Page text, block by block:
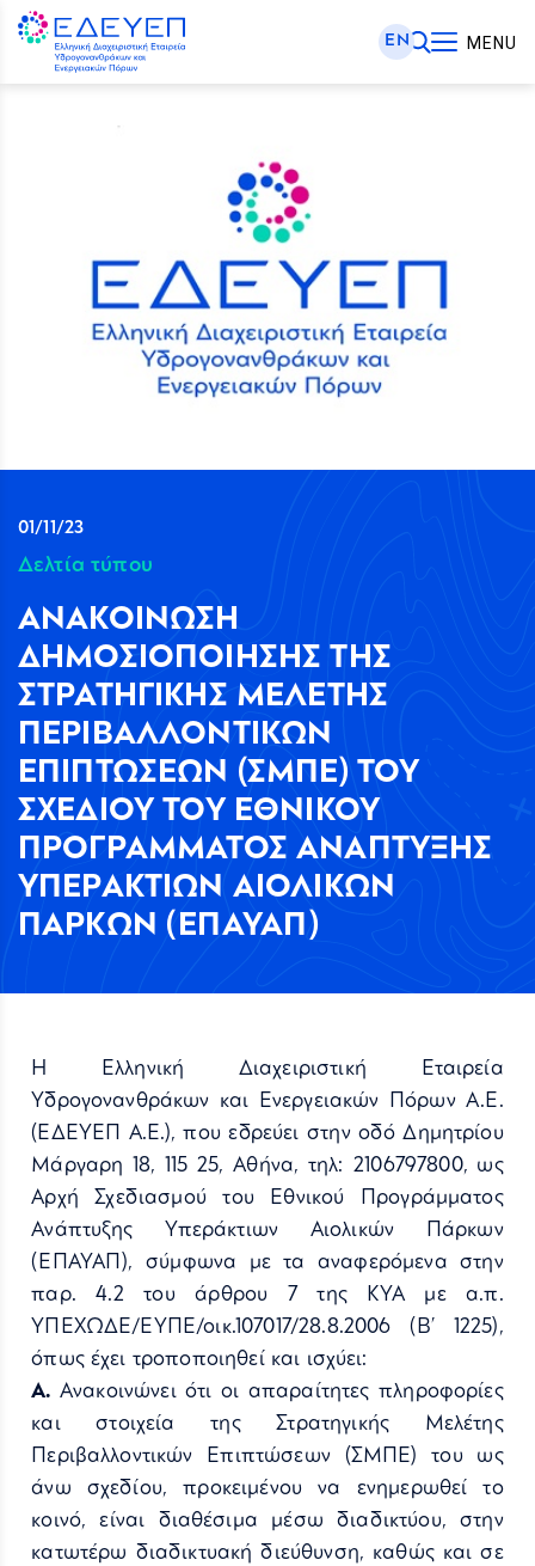
EN MENU
01/11/23
Δελτία τύπου
ΑΝΑΚΟΙΝΩΣΗ
ΔΗΜΟΣΙΟΠΟΙΗΣΗΣ ΤΗΣ
ΣΤΡΑΤΗΓΙΚΗΣ ΜΕΛΕΤΗΣ
ΠΕΡΙΒΑΛΛΟΝΤΙΚΩΝ
ΕΠΙΠΤΩΣΕΩΝ (ΣΜΠΕ) ΤΟΥ
ΣΧΕΔΙΟΥ ΤΟΥ ΕΘΝΙΚΟΥ
ΠΡΟΓΡΑΜΜΑΤΟΣ ΑΝΑΠΤΥΞΗΣ
ΥΠΕΡΑΚΤΙΩΝ ΑΙΟΛΙΚΩΝ
ΠΑΡΚΩΝ (ΕΠΑΥΑΠ)
Η Ελληνική Διαχειριστική Εταιρεία
Υδρογονανθράκων και Ενεργειακών Πόρων A.E.
(ΕΔΕΥΕΠ Α.E.), που εδρεύει στην οδό Δημητρίου
Μάργαρη 18, 115 25, Αθήνα, τηλ: 2106797800, ως
Αρχή Σχεδιασμού του Εθνικού Προγράμματος
Ανάπτυξης Υπεράκτιων Αιολικών Πάρκων
(ΕΠΑΥΑΠ), σύμφωνα με τα αναφερόμενα στην
παρ. 4.2 του άρθρου 7 της ΚΥΑ με α.π.
ΥΠΕΧΩΔΕ/ΕΥΠΕ/οικ.107017/28.8.2006 (Β’ 1225),
όπως έχει τροποποιηθεί και ισχύει:
Α. Ανακοινώνει ότι οι απαραίτητες πληροφορίες
και στοιχεία της Στρατηγικής Μελέτης
Περιβαλλοντικών Επιπτώσεων (ΣΜΠΕ) του ως
άνω σχεδίου, προκειμένου να ενημερωθεί το
κοινό, είναι διαθέσιμα μέσω διαδικτύου, στην
κατωτέρω διαδικτυακή διεύθυνση, καθώς και σε